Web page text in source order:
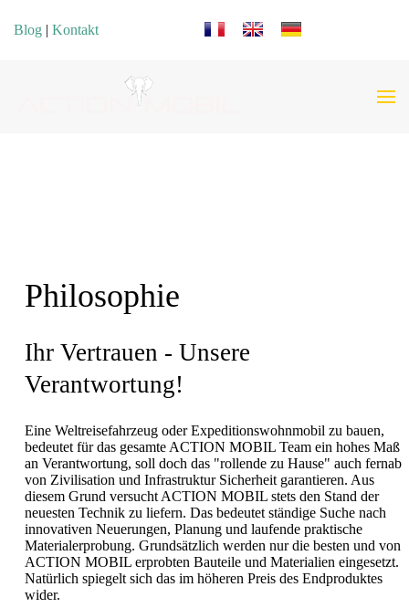
Blog | Kontakt Sprache auswählen
Philosophie
Ihr Vertrauen - Unsere
Verantwortung!
Eine Weltreisefahrzeug oder Expeditionswohnmobil zu bauen,
bedeutet für das gesamte ACTION MOBIL Team ein hohes Maß
an Verantwortung, soll doch das "rollende zu Hause" auch fernab
von Zivilisation und Infrastruktur Sicherheit garantieren. Aus
diesem Grund versucht ACTION MOBIL stets den Stand der
neuesten Technik zu liefern. Das bedeutet ständige Suche nach
innovativen Neuerungen, Planung und laufende praktische
Materialerprobung. Grundsätzlich werden nur die besten und von
ACTION MOBIL erprobten Bauteile und Materialien eingesetzt.
Natürlich spiegelt sich das im höheren Preis des Endproduktes
wider.